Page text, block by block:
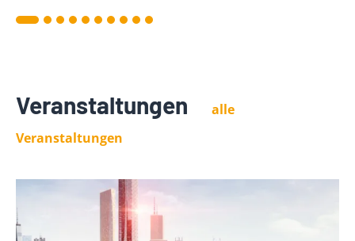
Veranstaltungen
alle
Veranstaltungen